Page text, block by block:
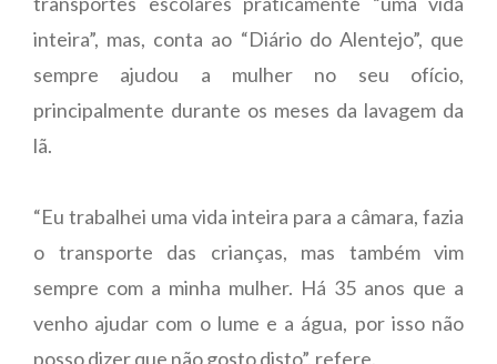
inteira”, mas, conta ao “Diário do Alentejo”, que
sempre ajudou a mulher no seu ofício,
principalmente durante os meses da lavagem da
lã.
“Eu trabalhei uma vida inteira para a câmara, fazia
o transporte das crianças, mas também vim
sempre com a minha mulher. Há 35 anos que a
venho ajudar com o lume e a água, por isso não
posso dizer que não gosto disto”, refere.